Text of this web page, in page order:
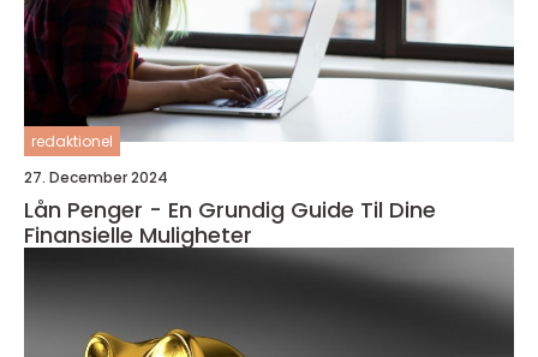
redaktionel
27. December 2024
Lån Penger - En Grundig Guide Til Dine
Finansielle Muligheter